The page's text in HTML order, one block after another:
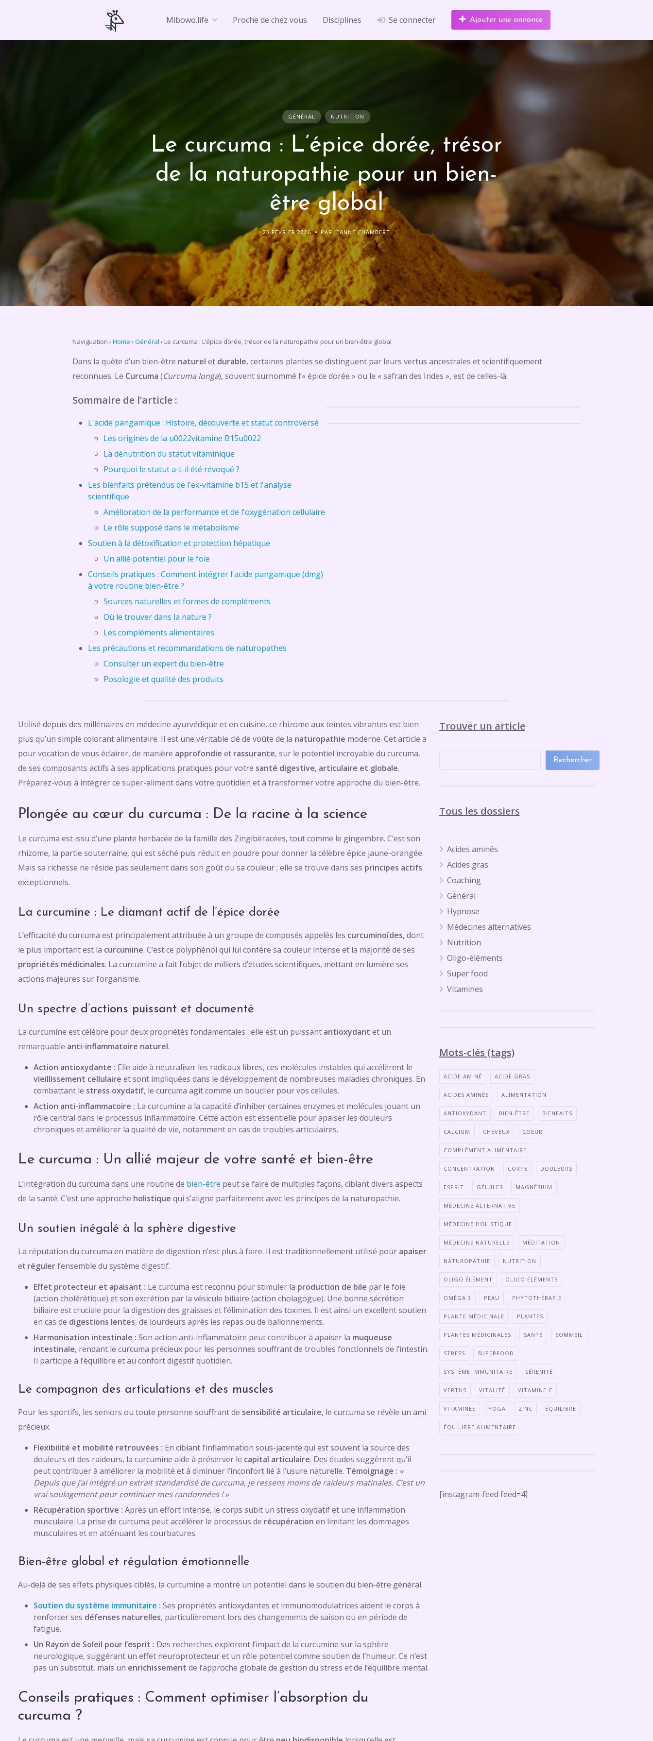
Mibowo.life Proche de chez vous Disciplines Se connecter Ajouter une annonce
GÉNÉRAL NUTRITION
Le curcuma : L’épice dorée, trésor
de la naturopathie pour un bien-
être global
23 FÉVRIER 2026 PAR JEANNE CHAMBERT
Naviguation › Home › Général › Le curcuma : L’épice dorée, trésor de la naturopathie pour un bien-être global
Dans la quête d’un bien-être naturel et durable, certaines plantes se distinguent par leurs vertus ancestrales et scientifiquement
reconnues. Le Curcuma (Curcuma longa), souvent surnommé l’« épice dorée » ou le « safran des Indes », est de celles-là.
Sommaire de l’article :
L'acide pangamique : Histoire, découverte et statut controversé
Les origines de la u0022vitamine B15u0022
La dénutrition du statut vitaminique
Pourquoi le statut a-t-il été révoqué ?
Les bienfaits prétendus de l'ex-vitamine b15 et l'analyse
scientifique
Amélioration de la performance et de l'oxygénation cellulaire
Le rôle supposé dans le métabolisme
Soutien à la détoxification et protection hépatique
Un allié potentiel pour le foie
Conseils pratiques : Comment intégrer l'acide pangamique (dmg)
à votre routine bien-être ?
Sources naturelles et formes de compléments
Où le trouver dans la nature ?
Les compléments alimentaires
Les précautions et recommandations de naturopathes
Consulter un expert du bien-être
Posologie et qualité des produits
Utilisé depuis des millénaires en médecine ayurvédique et en cuisine, ce rhizome aux teintes vibrantes est bien
plus qu’un simple colorant alimentaire. Il est une véritable clé de voûte de la naturopathie moderne. Cet article a
pour vocation de vous éclairer, de manière approfondie et rassurante, sur le potentiel incroyable du curcuma,
de ses composants actifs à ses applications pratiques pour votre santé digestive, articulaire et globale.
Préparez-vous à intégrer ce super-aliment dans votre quotidien et à transformer votre approche du bien-être.
Plongée au cœur du curcuma : De la racine à la science
Le curcuma est issu d’une plante herbacée de la famille des Zingibéracées, tout comme le gingembre. C’est son
rhizome, la partie souterraine, qui est séché puis réduit en poudre pour donner la célèbre épice jaune-orangée.
Mais sa richesse ne réside pas seulement dans son goût ou sa couleur ; elle se trouve dans ses principes actifs
exceptionnels.
La curcumine : Le diamant actif de l’épice dorée
L’efficacité du curcuma est principalement attribuée à un groupe de composés appelés les curcuminoïdes, dont
le plus important est la curcumine. C’est ce polyphénol qui lui confère sa couleur intense et la majorité de ses
propriétés médicinales. La curcumine a fait l’objet de milliers d’études scientifiques, mettant en lumière ses
actions majeures sur l’organisme.
Un spectre d’actions puissant et documenté
La curcumine est célèbre pour deux propriétés fondamentales : elle est un puissant antioxydant et un
remarquable anti-inflammatoire naturel.
Action antioxydante : Elle aide à neutraliser les radicaux libres, ces molécules instables qui accélèrent le
vieillissement cellulaire et sont impliquées dans le développement de nombreuses maladies chroniques. En
combattant le stress oxydatif, le curcuma agit comme un bouclier pour vos cellules.
Action anti-inflammatoire : La curcumine a la capacité d’inhiber certaines enzymes et molécules jouant un
rôle central dans le processus inflammatoire. Cette action est essentielle pour apaiser les douleurs
chroniques et améliorer la qualité de vie, notamment en cas de troubles articulaires.
Le curcuma : Un allié majeur de votre santé et bien-être
L’intégration du curcuma dans une routine de bien-être peut se faire de multiples façons, ciblant divers aspects
de la santé. C’est une approche holistique qui s’aligne parfaitement avec les principes de la naturopathie.
Un soutien inégalé à la sphère digestive
La réputation du curcuma en matière de digestion n’est plus à faire. Il est traditionnellement utilisé pour apaiser
et réguler l’ensemble du système digestif.
Effet protecteur et apaisant : Le curcuma est reconnu pour stimuler la production de bile par le foie
(action cholérétique) et son excrétion par la vésicule biliaire (action cholagogue). Une bonne sécrétion
biliaire est cruciale pour la digestion des graisses et l’élimination des toxines. Il est ainsi un excellent soutien
en cas de digestions lentes, de lourdeurs après les repas ou de ballonnements.
Harmonisation intestinale : Son action anti-inflammatoire peut contribuer à apaiser la muqueuse
intestinale, rendant le curcuma précieux pour les personnes souffrant de troubles fonctionnels de l’intestin.
Il participe à l’équilibre et au confort digestif quotidien.
Le compagnon des articulations et des muscles
Pour les sportifs, les seniors ou toute personne souffrant de sensibilité articulaire, le curcuma se révèle un ami
précieux.
Flexibilité et mobilité retrouvées : En ciblant l’inflammation sous-jacente qui est souvent la source des
douleurs et des raideurs, la curcumine aide à préserver le capital articulaire. Des études suggèrent qu’il
peut contribuer à améliorer la mobilité et à diminuer l’inconfort lié à l’usure naturelle. Témoignage : «
Depuis que j’ai intégré un extrait standardisé de curcuma, je ressens moins de raideurs matinales. C’est un
vrai soulagement pour continuer mes randonnées ! »
Récupération sportive : Après un effort intense, le corps subit un stress oxydatif et une inflammation
musculaire. La prise de curcuma peut accélérer le processus de récupération en limitant les dommages
musculaires et en atténuant les courbatures.
Bien-être global et régulation émotionnelle
Au-delà de ses effets physiques ciblés, la curcumine a montré un potentiel dans le soutien du bien-être général.
Soutien du système immunitaire : Ses propriétés antioxydantes et immunomodulatrices aident le corps à
renforcer ses défenses naturelles, particulièrement lors des changements de saison ou en période de
fatigue.
Un Rayon de Soleil pour l’esprit : Des recherches explorent l’impact de la curcumine sur la sphère
neurologique, suggérant un effet neuroprotecteur et un rôle potentiel comme soutien de l’humeur. Ce n’est
pas un substitut, mais un enrichissement de l’approche globale de gestion du stress et de l’équilibre mental.
Conseils pratiques : Comment optimiser l’absorption du
curcuma ?
Trouver un article
Rechercher
Tous les dossiers
Acides aminés
Acides gras
Coaching
Général
Hypnose
Médecines alternatives
Nutrition
Oligo-éléments
Super food
Vitamines
Mots-clés (tags)
ACIDE AMINÉ ACIDE GRAS
ACIDES AMINÉS ALIMENTATION
ANTIOXYDANT BIEN-ÊTRE BIENFAITS
CALCIUM CHEVEUX COEUR
COMPLÉMENT ALIMENTAIRE
CONCENTRATION CORPS DOULEURS
ESPRIT GÉLULES MAGNÉSIUM
MÉDECINE ALTERNATIVE
MÉDECINE HOLISTIQUE
MÉDECINE NATURELLE MÉDITATION
NATUROPATHIE NUTRITION
OLIGO ÉLÉMENT OLIGO ÉLÉMENTS
OMÉGA 3 PEAU PHYTOTHÉRAPIE
PLANTE MÉDICINALE PLANTES
PLANTES MÉDICINALES SANTÉ SOMMEIL
STRESS SUPERFOOD
SYSTÈME IMMUNITAIRE SÉRENITÉ
VERTUS VITALITÉ VITAMINE C
VITAMINES YOGA ZINC ÉQUILIBRE
ÉQUILIBRE ALIMENTAIRE
[instagram-feed feed=4]